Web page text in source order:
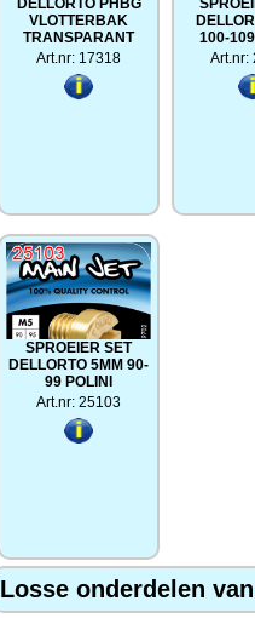
DELLORTO PHBG
VLOTTERBAK
TRANSPARANT
Art.nr: 17318
100-
Art.nr:
SPROEIER SET
DELLORTO 5MM 90-
99 POLINI
Art.nr: 25103
Losse onderdelen